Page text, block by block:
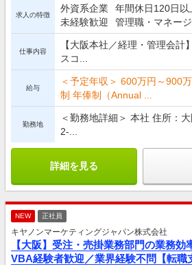
求人の特徴
外資系企業 年間休日120日以
未経験歓迎
管理職・マネー
仕事内容
【大阪本社／経理・管理会計
スコ...
給与
＜予定年収＞ 600万円～900
制 年俸制（Annual ...
勤務地
＜勤務地詳細＞ 本社 住所：
2-...
詳細を見る
NEW 正社員
キヤノンマーケティングジャパン株式会社
【大阪】受注・売掛業務部門の業務
VBA経験者歓迎／業界経験不問【転職